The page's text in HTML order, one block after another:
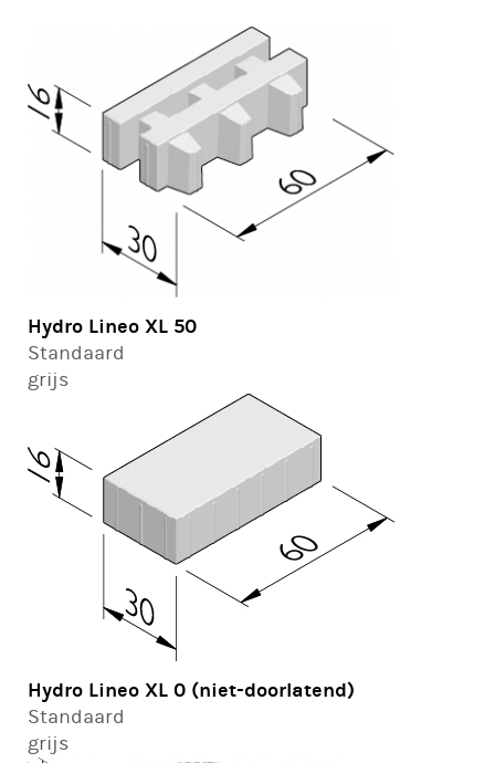
Hydro Lineo XL 50
Standaard
grijs
Hydro Lineo XL 0 (niet-doorlatend)
Standaard
grijs